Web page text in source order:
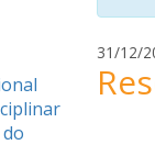
31/12/